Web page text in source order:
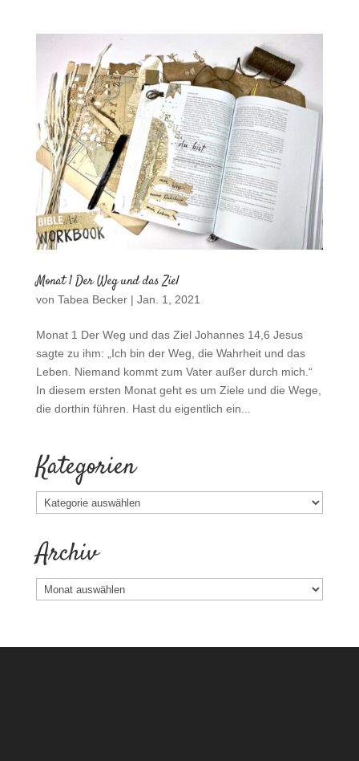
Monat 1 Der Weg und das Ziel
von Tabea Becker| Jan. 1, 2021
Monat 1 Der Weg und das Ziel Johannes 14,6 Jesus
sagte zu ihm: „Ich bin der Weg, die Wahrheit und das
Leben. Niemand kommt zum Vater außer durch mich.“
In diesem ersten Monat geht es um Ziele und die Wege,
die dorthin führen. Hast du eigentlich ein...
Kategorien
Kategorien
Archiv
Archiv